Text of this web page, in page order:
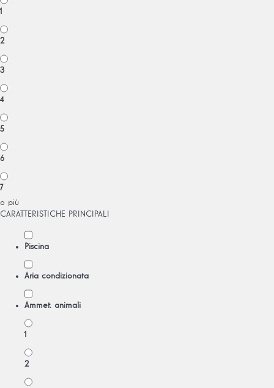
1
2
3
4
5
6
7
o più
CARATTERISTICHE PRINCIPALI
Piscina
Aria condizionata
Ammet. animali
1
2